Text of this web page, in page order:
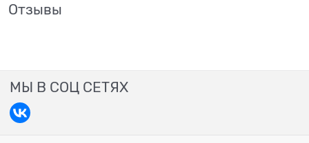
Отзывы
МЫ В СОЦ СЕТЯХ